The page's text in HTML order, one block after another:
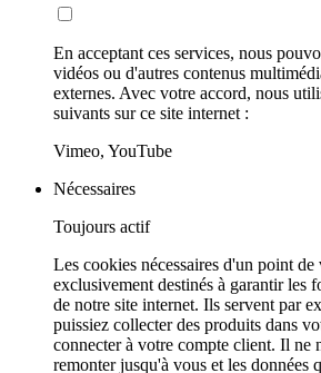
En acceptant ces services, nous
vidéos ou d'autres contenus
externes. Avec votre accord, nous
suivants sur ce site internet :
Vimeo, YouTube
Nécessaires
Toujours actif
Les cookies nécessaires d'un point
exclusivement destinés à garantir les
de notre site internet. Ils servent par
puissiez collecter des produits dans
connecter à votre compte client. Il ne
remonter jusqu'à vous et les données